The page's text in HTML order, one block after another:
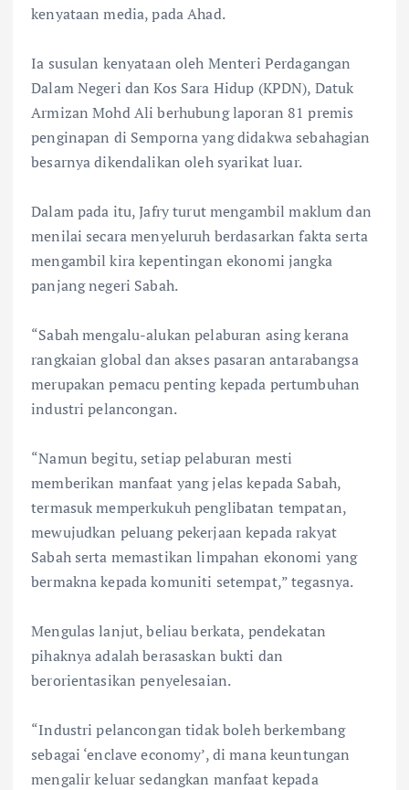
kenyataan media, pada Ahad.
Ia susulan kenyataan oleh Menteri Perdagangan
Dalam Negeri dan Kos Sara Hidup (KPDN), Datuk
Armizan Mohd Ali berhubung laporan 81 premis
penginapan di Semporna yang didakwa sebahagian
besarnya dikendalikan oleh syarikat luar.
Dalam pada itu, Jafry turut mengambil maklum dan
menilai secara menyeluruh berdasarkan fakta serta
mengambil kira kepentingan ekonomi jangka
panjang negeri Sabah.
“Sabah mengalu-alukan pelaburan asing kerana
rangkaian global dan akses pasaran antarabangsa
merupakan pemacu penting kepada pertumbuhan
industri pelancongan.
“Namun begitu, setiap pelaburan mesti
memberikan manfaat yang jelas kepada Sabah,
termasuk memperkukuh penglibatan tempatan,
mewujudkan peluang pekerjaan kepada rakyat
Sabah serta memastikan limpahan ekonomi yang
bermakna kepada komuniti setempat,” tegasnya.
Mengulas lanjut, beliau berkata, pendekatan
pihaknya adalah berasaskan bukti dan
berorientasikan penyelesaian.
“Industri pelancongan tidak boleh berkembang
sebagai ‘enclave economy’, di mana keuntungan
mengalir keluar sedangkan manfaat kepada